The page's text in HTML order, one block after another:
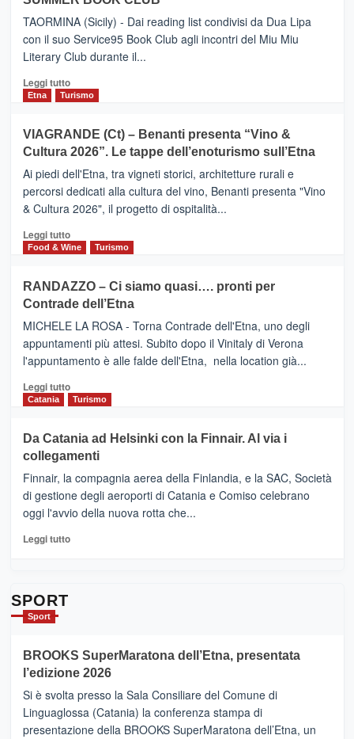
Meta
turistica
privilegiata
secondo
dati
di
Anche
la
Alcantara
nei
primi
nella
classifica
TAORMINA (Sicily) - Dai reading list condivisi da Dua Lipa
con il suo Service95 Book Club agli incontri del Miu Miu
Literary Club durante il...
Leggi tuttoLeggi
di
IL
SAN
DOMENICO
PALACE
TAORMINA,
UN
HOTEL
FOUR
IL
NUOVO
SUMMER
CLUB
Etna Turismo
VIAGRANDE (Ct) – Benanti presenta “Vino &
Cultura 2026”. Le tappe dell’enoturismo sull’Etna
Ai piedi dell'Etna, tra vigneti storici, architetture rurali e
percorsi dedicati alla cultura del vino, Benanti presenta "Vino
& Cultura 2026", il progetto di ospitalità...
Leggi tuttoLeggi
di
VIAGRANDE
(Ct)
–
Benanti
presenta
“Vino
&
Cultura
tappe
dell’enoturismo
Food & Wine Turismo
RANDAZZO – Ci siamo quasi…. pronti per
Contrade dell’Etna
MICHELE LA ROSA - Torna Contrade dell'Etna, uno degli
appuntamenti più attesi. Subito dopo il Vinitaly di Verona
l'appuntamento è alle falde dell'Etna, nella location già...
Leggi tuttoLeggi
di
RANDAZZO
–
Ci
siamo
quasi….
pronti
per
Catania Turismo
Da Catania ad Helsinki con la Finnair. Al via i
collegamenti
Finnair, la compagnia aerea della Finlandia, e la SAC, Società
di gestione degli aeroporti di Catania e Comiso celebrano
oggi l'avvio della nuova rotta che...
Leggi tuttoLeggi
con
la
Al
via
i
SPORT
Sport
BROOKS SuperMaratona dell’Etna, presentata
l’edizione 2026
Si è svolta presso la Sala Consiliare del Comune di
Linguaglossa (Catania) la conferenza stampa di
presentazione della BROOKS SuperMaratona dell’Etna, un